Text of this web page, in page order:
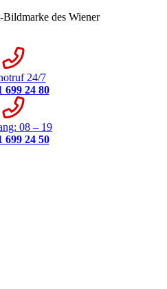
des Wiener
24/7
699 24 80
08 – 19
699 24 50